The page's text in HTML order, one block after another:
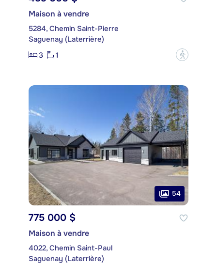
Maison à vendre
5284, Chemin Saint-Pierre
Saguenay (Laterrière)
3
1 ?
54
775 000 $
Maison à vendre
4022, Chemin Saint-Paul
Saguenay (Laterrière)